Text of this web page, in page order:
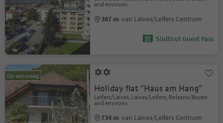
and environs
387 m van Laives/Leifers Centrum
Südtirol Guest Pass
Op aanvraag
Holiday flat "Haus am Hang"
Leifers/Laives, Laives/Leifers, Bolzano/Bozen
and environs
734 m van Laives/Leifers Centrum